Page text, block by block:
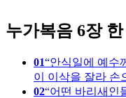
누가복음 6장 한
01 안식일에 예수
이 이삭을 잘라 손
02 어떤 바리새인